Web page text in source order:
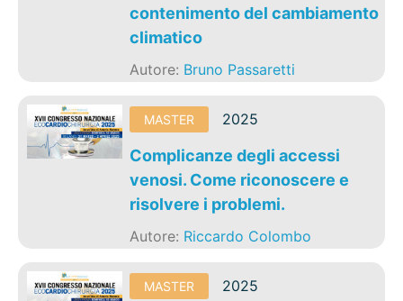
contenimento del cambiamento
climatico
Autore: Bruno Passaretti
MASTER 2025
Complicanze degli accessi
venosi. Come riconoscere e
risolvere i problemi.
Autore: Riccardo Colombo
MASTER 2025